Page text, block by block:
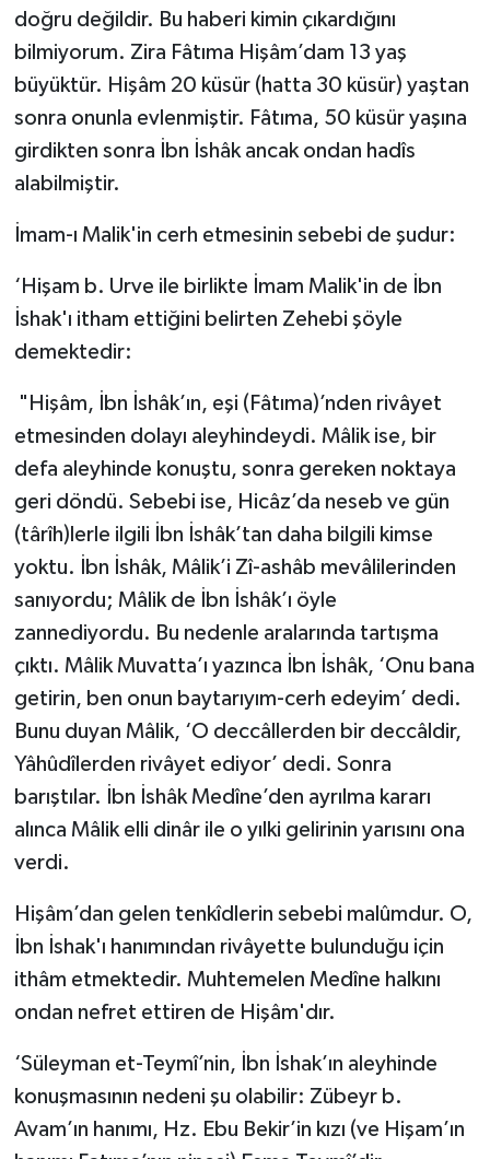
doğru değildir. Bu haberi kimin çıkardığını
bilmiyorum. Zira Fâtıma Hişâm’dam 13 yaş
büyüktür. Hişâm 20 küsür (hatta 30 küsür) yaştan
sonra onunla evlenmiştir. Fâtıma, 50 küsür yaşına
girdikten sonra İbn İshâk ancak ondan hadîs
alabilmiştir.
İmam-ı Malik'in cerh etmesinin sebebi de şudur:
‘Hişam b. Urve ile birlikte İmam Malik'in de İbn
İshak'ı itham ettiğini belirten Zehebi şöyle
demektedir:
"Hişâm, İbn İshâk’ın, eşi (Fâtıma)’nden rivâyet
etmesinden dolayı aleyhindeydi. Mâlik ise, bir
defa aleyhinde konuştu, sonra gereken noktaya
geri döndü. Sebebi ise, Hicâz’da neseb ve gün
(târîh)lerle ilgili İbn İshâk’tan daha bilgili kimse
yoktu. İbn İshâk, Mâlik’i Zî-ashâb mevâlilerinden
sanıyordu; Mâlik de İbn İshâk’ı öyle
zannediyordu. Bu nedenle aralarında tartışma
çıktı. Mâlik Muvatta’ı yazınca İbn İshâk, ‘Onu bana
getirin, ben onun baytarıyım-cerh edeyim’ dedi.
Bunu duyan Mâlik, ‘O deccâllerden bir deccâldir,
Yâhûdîlerden rivâyet ediyor’ dedi. Sonra
barıştılar. İbn İshâk Medîne’den ayrılma kararı
alınca Mâlik elli dinâr ile o yılki gelirinin yarısını ona
verdi.
Hişâm’dan gelen tenkîdlerin sebebi malûmdur. O,
İbn İshak'ı hanımından rivâyette bulunduğu için
ithâm etmektedir. Muhtemelen Medîne halkını
ondan nefret ettiren de Hişâm'dır.
‘Süleyman et-Teymî’nin, İbn İshak’ın aleyhinde
konuşmasının nedeni şu olabilir: Zübeyr b.
Avam’ın hanımı, Hz. Ebu Bekir’in kızı (ve Hişam’ın